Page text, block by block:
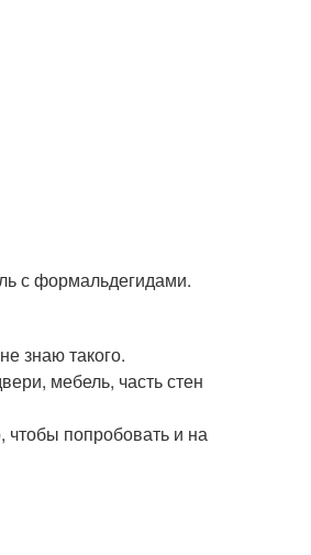
с формальдегидами.
знаю такого.
мебель, часть стен
чтобы попробовать и на